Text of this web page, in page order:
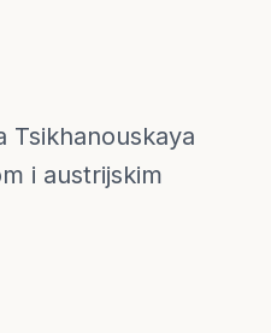
Tsikhanouskaya
i austrijskim